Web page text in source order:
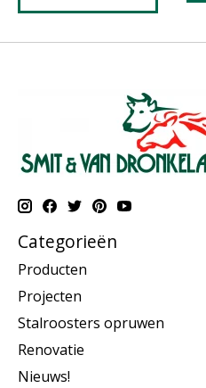
Categorieën
Producten
Projecten
Stalroosters opruwen
Renovatie
Nieuws!